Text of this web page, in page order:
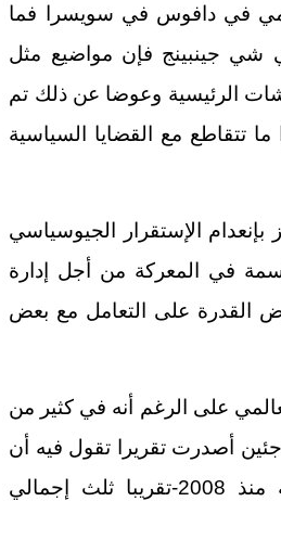
في دافوس في سويسرا فما
شي جينبينج فإن مواضيع مثل
الرئيسية وعوضا عن ذلك تم
تتقاطع مع القضايا السياسية
الإستقرار الجيوسياسي
في المعركة من أجل إدارة
القدرة على التعامل مع بعض
على الرغم أنه في كثير من
أصدرت تقريرا تقول فيه أن
الكوارث الطبيعية شردت أكثر من 26 مليون شخص بالسنة منذ 2008-تقريبا ثلث إجمالي